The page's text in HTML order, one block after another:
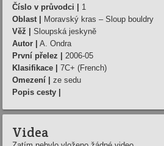
Číslo v průvodci |
1
Oblast |
Moravský kras – Sloup bouldry
Věž |
Sloupská jeskyně
Autor |
A. Ondra
První přelez |
2006-05
Klasifikace |
7C+ (French)
Omezení |
ze sedu
Popis cesty |
Videa